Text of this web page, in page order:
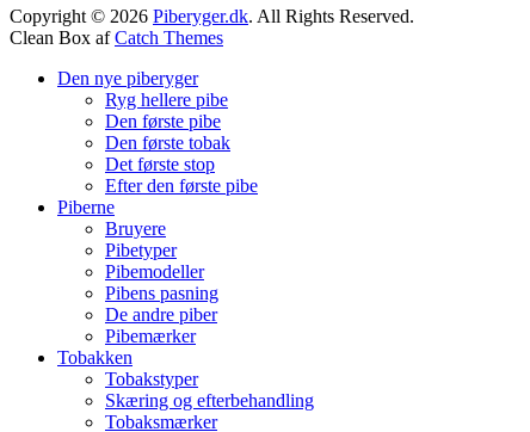
Copyright © 2026 Piberyger.dk. All Rights Reserved.
Clean Box afCatch Themes
Den nye piberyger
Ryg hellere pibe
Den første pibe
Den første tobak
Det første stop
Efter den første pibe
Piberne
Bruyere
Pibetyper
Pibemodeller
Pibens pasning
De andre piber
Pibemærker
Tobakken
Tobakstyper
Skæring og efterbehandling
Tobaksmærker